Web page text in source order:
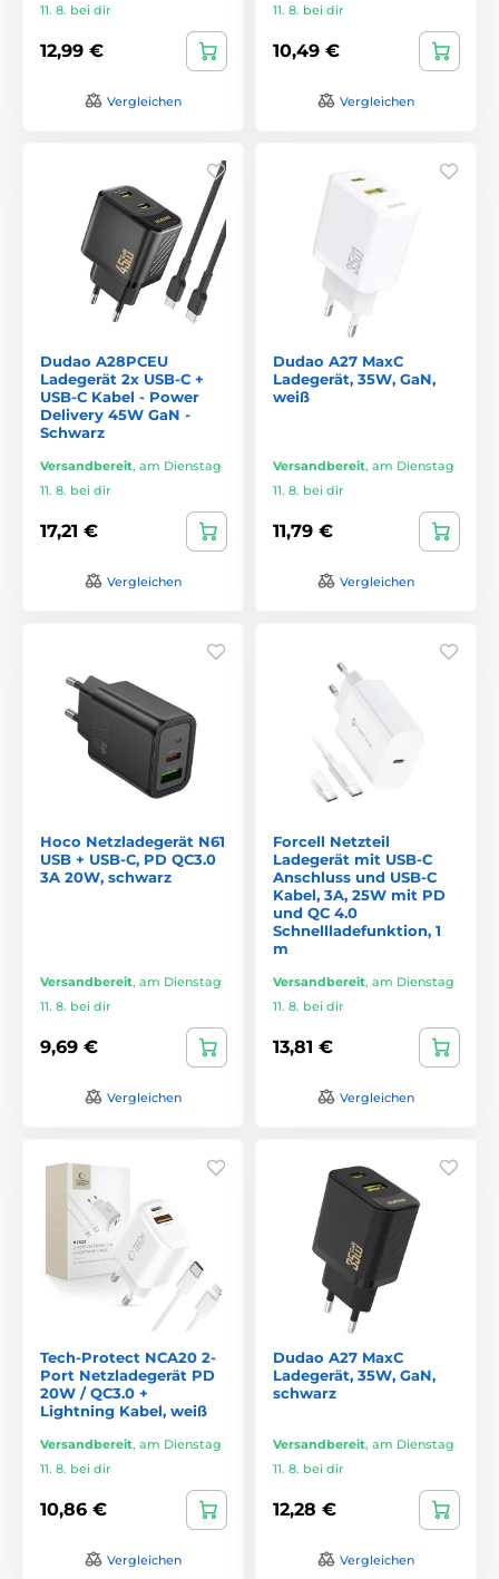
11. 8. bei dir
12,99 €
Vergleichen
11. 8. bei dir
10,49 €
Vergleichen
Dudao A28PCEU
Ladegerät 2x USB-C +
USB-C Kabel - Power
Delivery 45W GaN -
Schwarz
Versandbereit, am Dienstag
11. 8. bei dir
17,21 €
Vergleichen
Dudao A27 MaxC
Ladegerät, 35W, GaN,
weiß
Versandbereit, am Dienstag
11. 8. bei dir
11,79 €
Vergleichen
Hoco Netzladegerät N61
USB + USB-C, PD QC3.0
3A 20W, schwarz
Versandbereit, am Dienstag
11. 8. bei dir
9,69 €
Vergleichen
Forcell Netzteil
Ladegerät mit USB-C
Anschluss und USB-C
Kabel, 3A, 25W mit PD
und QC 4.0
Schnellladefunktion, 1
m
Versandbereit, am Dienstag
11. 8. bei dir
13,81 €
Vergleichen
Tech-Protect NCA20 2-
Port Netzladegerät PD
20W / QC3.0 +
Lightning Kabel, weiß
Versandbereit, am Dienstag
11. 8. bei dir
10,86 €
Vergleichen
Dudao A27 MaxC
Ladegerät, 35W, GaN,
schwarz
Versandbereit, am Dienstag
11. 8. bei dir
12,28 €
Vergleichen